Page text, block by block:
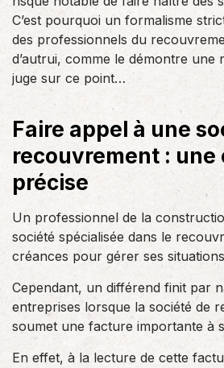
C’est pourquoi un formalisme
des professionnels du
d’autrui, comme le démontre une
juge sur ce point…
Faire appel à une
recouvrement :
précise
Un professionnel de la
société spécialisée dans le
créances pour gérer ses situations
Cependant, un différend finit par
entreprises lorsque la société de
soumet une facture importante à
En effet, à la lecture de cette